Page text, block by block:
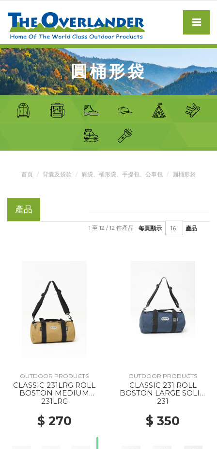
圓桶形袋
首頁 背囊及袋款 肩袋、桶形袋、手提包、公事包 圓桶形袋
產品
每頁顯示 產品
1 至 12 / 12 件產品
OUTDOOR PRODUCTS
CLASSIC 231LRG ROLL
BOSTON MEDIUM
SOLID BEIGE
231LRG
$ 270
OUTDOOR PRODUCTS
CLASSIC 231 ROLL
BOSTON LARGE SOLID
NAVY
231
$ 350